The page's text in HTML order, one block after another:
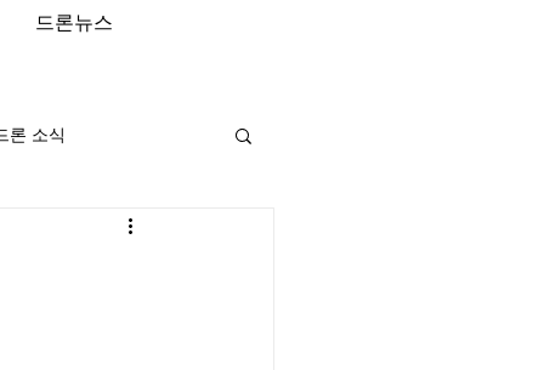
드론뉴스
론 소식